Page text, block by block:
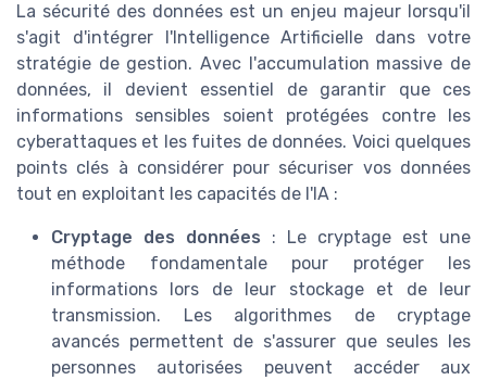
La sécurité des données est un enjeu majeur lorsqu'il
s'agit d'intégrer l'Intelligence Artificielle dans votre
stratégie de gestion. Avec l'accumulation massive de
données, il devient essentiel de garantir que ces
informations sensibles soient protégées contre les
cyberattaques et les fuites de données. Voici quelques
points clés à considérer pour sécuriser vos données
tout en exploitant les capacités de l'IA :
Cryptage des données : Le cryptage est une
méthode fondamentale pour protéger les
informations lors de leur stockage et de leur
transmission. Les algorithmes de cryptage
avancés permettent de s'assurer que seules les
personnes autorisées peuvent accéder aux